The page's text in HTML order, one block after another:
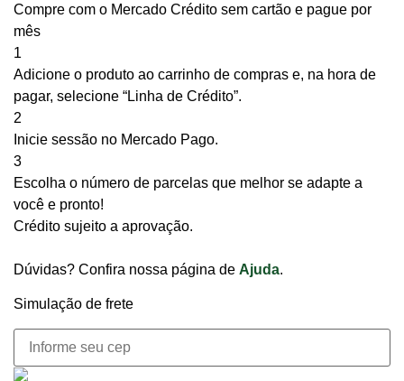
Compre com o Mercado Crédito sem cartão e pague por
mês
1
Adicione o produto ao carrinho de compras e, na hora de
pagar, selecione “Linha de Crédito”.
2
Inicie sessão no Mercado Pago.
3
Escolha o número de parcelas que melhor se adapte a
você e pronto!
Crédito sujeito a aprovação.
Dúvidas? Confira nossa página de Ajuda.
Simulação de frete